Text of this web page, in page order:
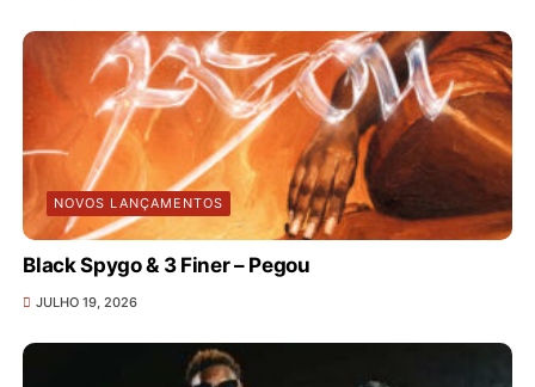
NOVOS LANÇAMENTOS
Black Spygo & 3 Finer – Pegou
JULHO 19, 2026